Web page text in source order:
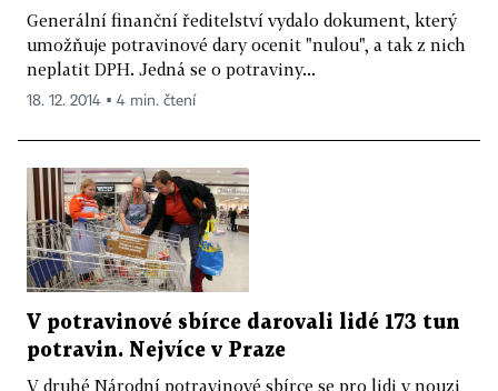
Generální finanční ředitelství vydalo dokument, který
umožňuje potravinové dary ocenit "nulou", a tak z nich
neplatit DPH. Jedná se o potraviny...
18. 12. 2014 ▪ 4 min. čtení
V potravinové sbírce darovali lidé 173 tun
potravin. Nejvíce v Praze
V druhé Národní potravinové sbírce se pro lidi v nouzi